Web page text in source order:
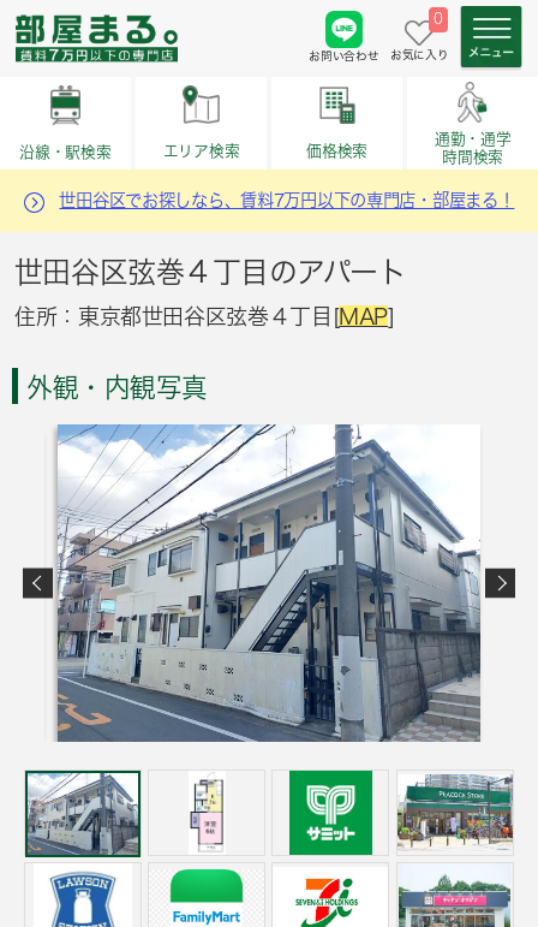
お問い合わせ
0
お気に入り
沿線・駅検索 エリア検索 価格検索
通勤・通学
時間検索
世田谷区でお探しなら、賃料7万円以下の専門店・部屋まる！
世田谷区弦巻４丁目のアパート
住所：東京都世田谷区弦巻４丁目[MAP]
外観・内観写真